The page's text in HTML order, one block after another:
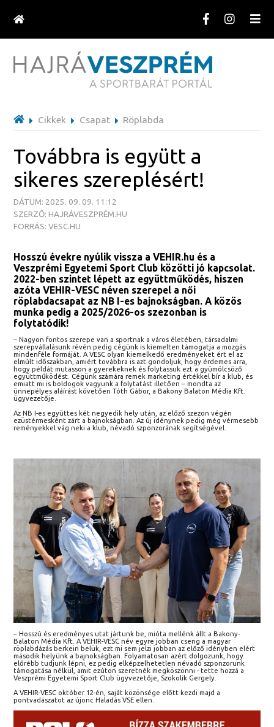
Cikkek Csapat Röplabda
Továbbra is együtt a
sikeres szereplésért!
DÁTUM: 2025. 09. 09. 11:12
SZERZŐ: HAJRÁVESZPRÉM.HU
FORRÁS: VESC.HU
Hosszú évekre nyúlik vissza a VEHIR.hu és a
Veszprémi Egyetemi Sport Club közötti jó kapcsolat.
2022-ben szintet lépett az együttműködés, hiszen
azóta VEHIR-VESC néven szerepel a női
röplabdacsapat az NB I-es bajnokságban. A közös
munka pedig a 2025/2026-os szezonban is
folytatódik!
– Nagyon fontos szerepe van a sportnak a város életében, társadalmi
szerepvállalásunk révén pedig cégünk is kiemelten támogatja a mozgás
mindenféle formáját. A VESC olyan kiemelkedő eredményeket ért el az
elmúlt időszakban, amiért továbbra is azt gondoljuk, hogy érdemes arra,
hogy példát mutasson a gyerekeknek és folytassuk ezt a gyümölcsöző
együttműködést. Cégünk számára remek marketing értékkel bír a klub, és
emiatt mi is boldogok vagyunk a folytatást illetően – mondta az
ünnepélyes aláírást követően Tóth Gábor, a Bakony Balaton Média Kft.
ügyvezetője.
Az NB I-es együttes két negyedik hely után, az előző szezon végén
ezüstérmesként zárt a bajnokságban. Az új idénynek pedig még vérmesebb
reményekkel vág neki a klub, névadó szponzorának segítségével.
– Hosszú és eredményes utat jártunk be, mióta mellénk állt a Bakony-
Balaton Média Kft. A VEHIR-VESC név egyre jobban cseng a magyar
röplabdázás berkein belük, ezt mi sem jelzi jobban az előző idényben elért
második helyünk a bajnokságban. Folyamatosan azért dolgozunk, hogy
előrébb tudjunk lépni, ez pedig elképzelhetetlen névadó szponzorunk
támogatása nélkül, amit ezúton szeretnék megköszönni - tette hozzá a
Veszprémi Egyetemi Sport Club ügyvezetője, Szokolik Gergely.
A VEHIR-VESC október 12-én, saját közönsége előtt kezdi majd a
pontvadászatot az újonc Haladás VSE ellen.